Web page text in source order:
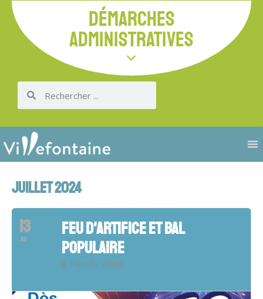
DÉMARCHES
ADMINISTRATIVES
JUILLET 2024
13
JUI
FEU D'ARTIFICE ET BAL
POPULAIRE
Parc du Vellein